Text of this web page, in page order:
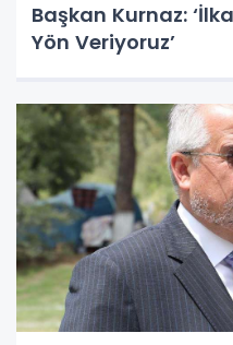
Başkan Kurnaz:
Yön Veriyoruz’